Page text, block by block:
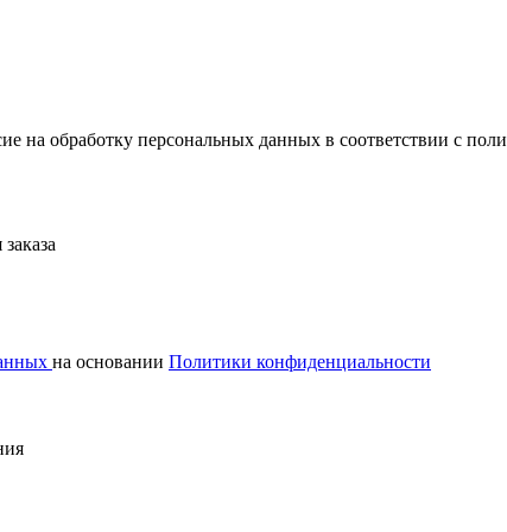
на обработку персональных данных в соответствии с
на основании Политики конфиденциальности